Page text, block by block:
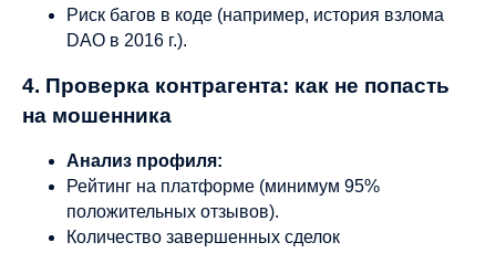
Риск багов в коде (например, история взлома
DAO в 2016 г.).
4. Проверка контрагента: как не попасть
на мошенника
Анализ профиля:
Рейтинг на платформе (минимум 95%
положительных отзывов).
Количество завершенных сделок